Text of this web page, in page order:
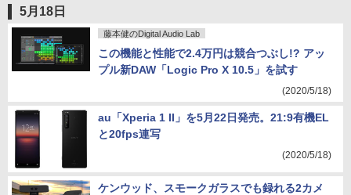
5月18日
藤本健のDigital Audio Lab
この機能と性能で2.4万円は競合つぶし!? アッ
プル新DAW「Logic Pro X 10.5」を試す
(2020/5/18)
au「Xperia 1 II」を5月22日発売。21:9有機EL
と20fps連写
(2020/5/18)
ケンウッド、スモークガラスでも録れる2カメ